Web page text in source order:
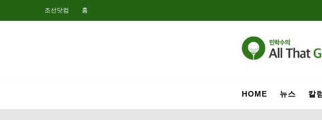
조선닷컴 홈
HOME 뉴스 칼